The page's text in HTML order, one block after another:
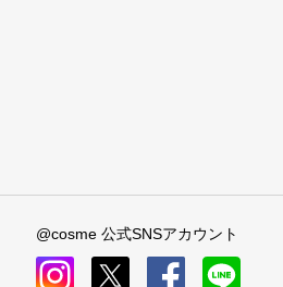
@cosme 公式SNSアカウント